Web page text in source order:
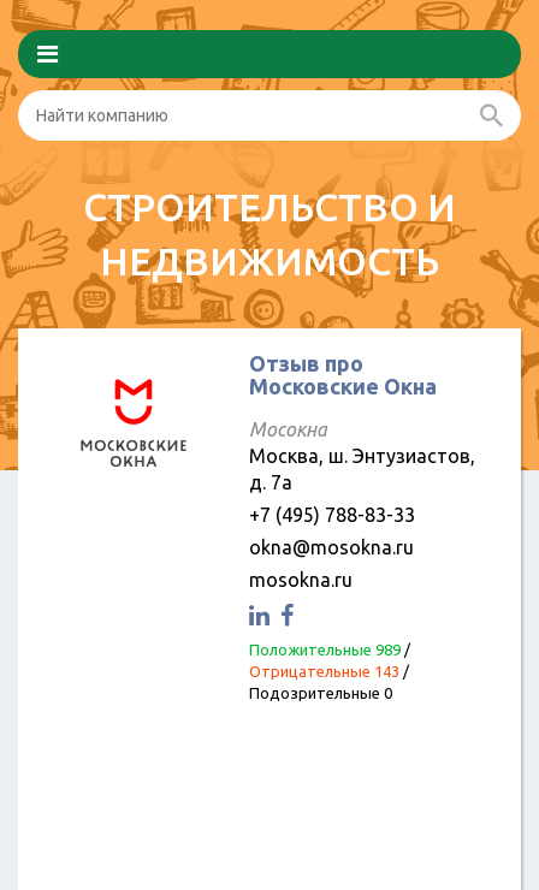
СТРОИТЕЛЬСТВО И
НЕДВИЖИМОСТЬ
Отзыв про
Московские Окна
Мосокна
Москва, ш. Энтузиастов,
д. 7а
+7 (495) 788-83-33
okna@mosokna.ru
mosokna.ru
Положительные 989/
Отрицательные 143 /
Подозрительные 0